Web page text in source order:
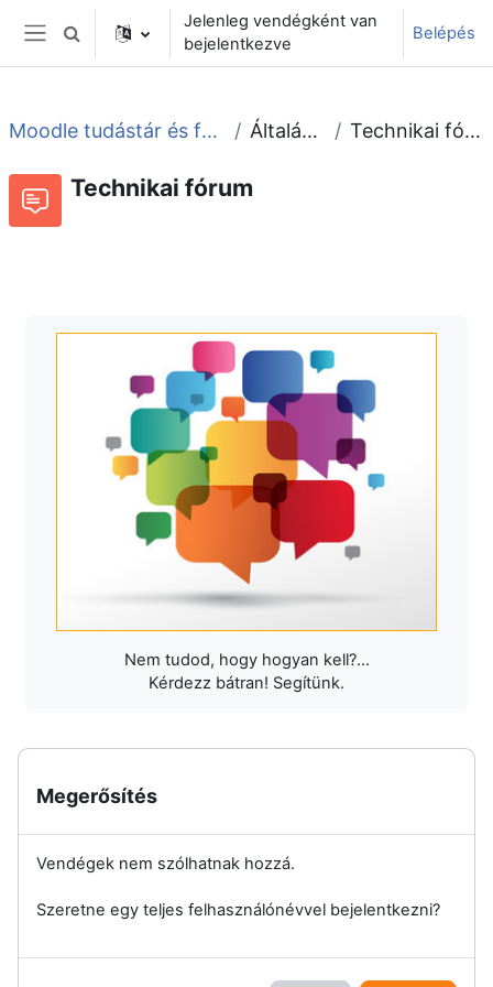
Tovább a fő tartalomhoz
Oldalpanel
Keresési bemeneti adatok váltása
Jelenleg vendégként van
bejelentkezve
Belépés
Moodle tudástár és fórum Általános Technikai fórum
Technikai fórum
Nem tudod, hogy hogyan kell?...
Kérdezz bátran! Segítünk.
Megerősítés
Vendégek nem szólhatnak hozzá.
Szeretne egy teljes felhasználónévvel bejelentkezni?